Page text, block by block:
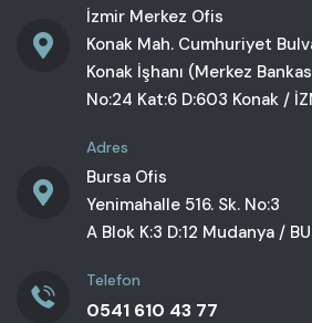
İzmir Merkez Ofis
Konak Mah. Cumhuriyet
Konak İşhanı (Merkez
No:24 Kat:6 D:603 Konak /
Adres
Bursa Ofis
Yenimahalle 516. Sk. No:3
A Blok K:3 D:12 Mudanya /
Telefon
0541 610 43 77